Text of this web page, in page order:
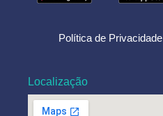
Política de Privacidade
Localização